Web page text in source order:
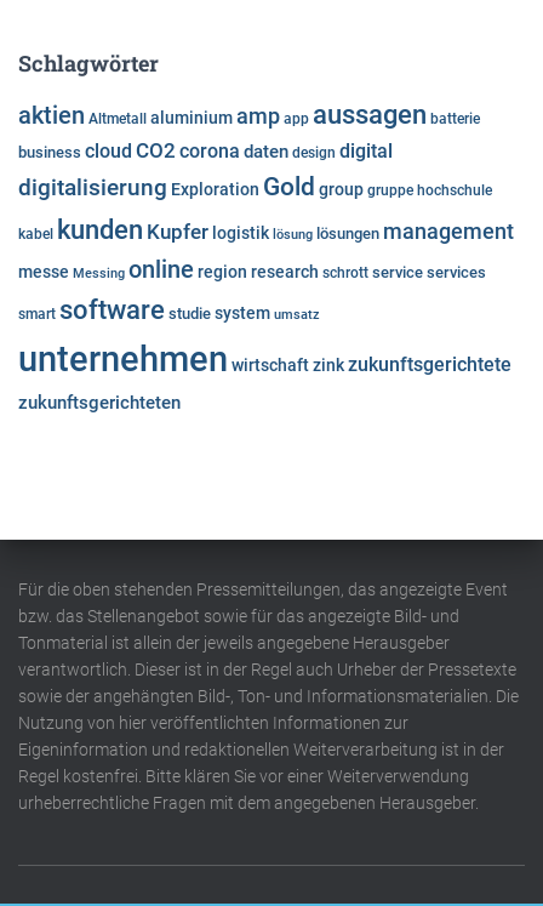
Schlagwörter
aktien Altmetall aluminiumamp app aussagen batterie
business cloud CO2 corona daten design digital
digitalisierung Exploration Gold group gruppe hochschule
kabel kunden Kupfer logistik lösung lösungen management
messe Messing online region research schrott service services
smart software studie system umsatz
unternehmen wirtschaftzinkzukunftsgerichtete
zukunftsgerichteten
Für die oben stehenden Pressemitteilungen, das angezeigte Event
bzw. das Stellenangebot sowie für das angezeigte Bild- und
Tonmaterial ist allein der jeweils angegebene Herausgeber
verantwortlich. Dieser ist in der Regel auch Urheber der Pressetexte
sowie der angehängten Bild-, Ton- und Informationsmaterialien. Die
Nutzung von hier veröffentlichten Informationen zur
Eigeninformation und redaktionellen Weiterverarbeitung ist in der
Regel kostenfrei. Bitte klären Sie vor einer Weiterverwendung
urheberrechtliche Fragen mit dem angegebenen Herausgeber.